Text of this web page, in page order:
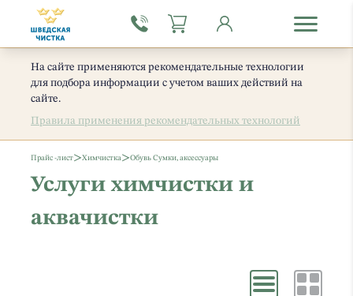
На сайте применяются рекомендательные технологии
для подбора информации с учетом ваших действий на
сайте.
Правила применения рекомендательных технологий
Прайс -лист>Химчистка>Обувь Сумки, аксессуары
Услуги химчистки и
аквачистки